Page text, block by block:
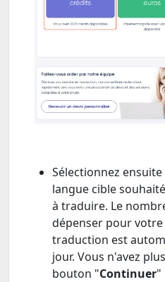
Sélectionnez
langue cible
à traduire. Le
dépenser pour
traduction est
jour. Vous n'avez
bouton "Continuer"